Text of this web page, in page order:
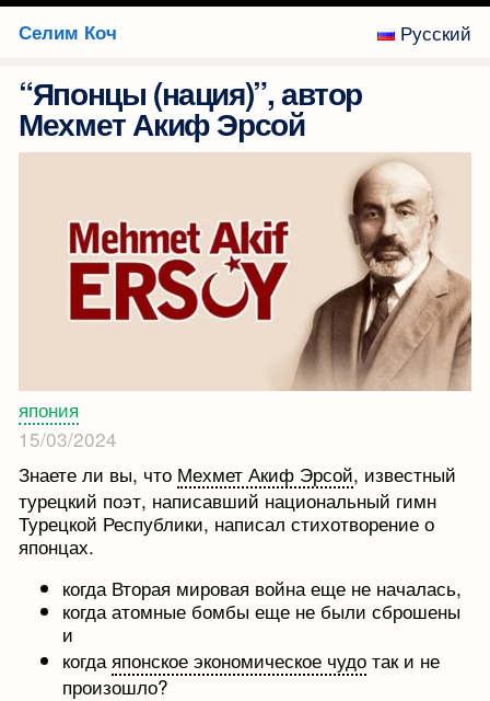
Селим Коч Русский
“Японцы (нация)”, автор
Мехмет Акиф Эрсой
япония
15/03/2024
Знаете ли вы, что Мехмет Акиф Эрсой, известный
турецкий поэт, написавший национальный гимн
Турецкой Республики, написал стихотворение о
японцах.
когда Вторая мировая война еще не началась,
когда атомные бомбы еще не были сброшены
и
когда японское экономическое чудо так и не
произошло?
обзоры
приложений
и
Маркетинг
мошенничество